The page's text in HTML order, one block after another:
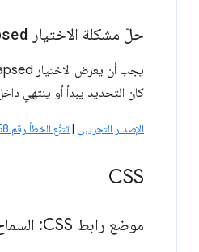
حلّ مشكلة الاختيار
كان التحديد يبدأ أو ينتهي
الإصدار التجريبي |تتبُّع الخطأ رقم 40400558
CSS
موضع رابط CSS: السماح بـ